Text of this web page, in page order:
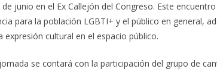
junio en el Ex Callejón del Congreso. Este
para la población LGBTI+ y el público en general,
expresión cultural en el espacio público.
se contará con la participación del grupo de